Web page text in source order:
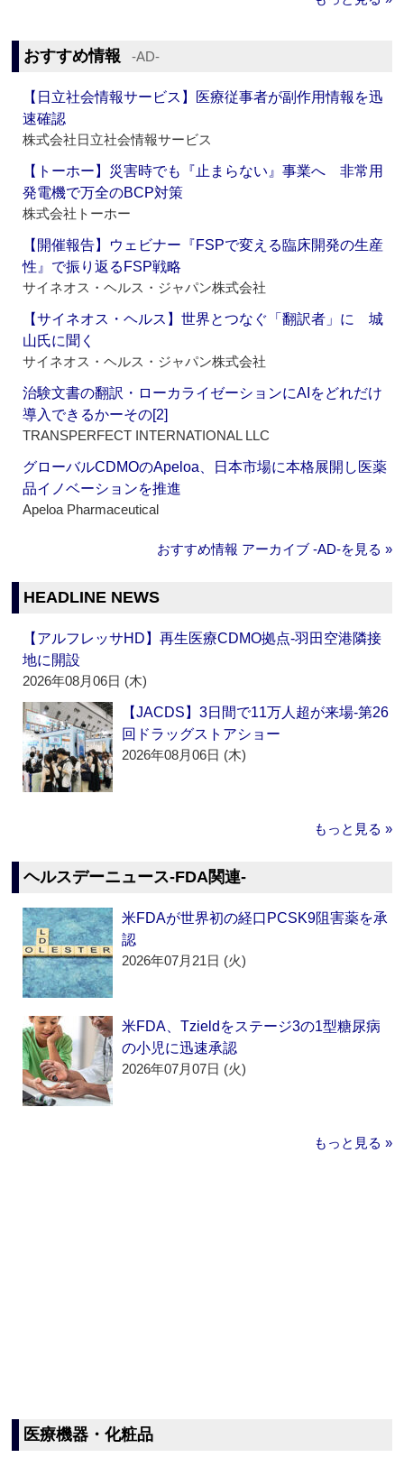
おすすめ情報 ‐AD‐
【日立社会情報サービス】医療従事者が副作用情報を迅
速確認
株式会社日立社会情報サービス
【トーホー】災害時でも『止まらない』事業へ 非常用
発電機で万全のBCP対策
株式会社トーホー
【開催報告】ウェビナー『FSPで変える臨床開発の生産
性』で振り返るFSP戦略
サイネオス・ヘルス・ジャパン株式会社
【サイネオス・ヘルス】世界とつなぐ「翻訳者」に 城
山氏に聞く
サイネオス・ヘルス・ジャパン株式会社
治験文書の翻訳・ローカライゼーションにAIをどれだけ
導入できるかーその[2]
TRANSPERFECT INTERNATIONAL LLC
グローバルCDMOのApeloa、日本市場に本格展開し医薬
品イノベーションを推進
Apeloa Pharmaceutical
おすすめ情報 アーカイブ ‐AD‐を見る »
HEADLINE NEWS
【アルフレッサHD】再生医療CDMO拠点‐羽田空港隣接
地に開設
2026年08月06日 (木)
【JACDS】3日間で11万人超が来場‐第26
回ドラッグストアショー
2026年08月06日 (木)
もっと見る »
ヘルスデーニュース‐FDA関連‐
米FDAが世界初の経口PCSK9阻害薬を承
認
2026年07月21日 (火)
米FDA、Tzieldをステージ3の1型糖尿病
の小児に迅速承認
2026年07月07日 (火)
もっと見る »
医療機器・化粧品